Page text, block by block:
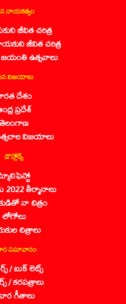
నాయకత్వం
జీవిత చరిత్ర
జీవిత చరిత్ర
జయంతి ఉత్సవాలు
విజయాలు
దేశం
ప్రదేశ్
తెలంగాణ
విజయాలు
డౌన్లోడ్స్
తీర్మానాలు
నా చిత్రం
లోగోలు
చిత్రాలు
సమాచారం
/ బుక్ లెట్స్
/ కరపత్రాలు
గీతాలు